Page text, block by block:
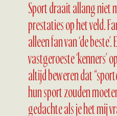
Sport draait allang niet
prestaties op het veld.
alleen fan van ‘de
vastgeroeste ‘kenners’
altijd beweren dat
hun sport zouden
gedachte als je het mij